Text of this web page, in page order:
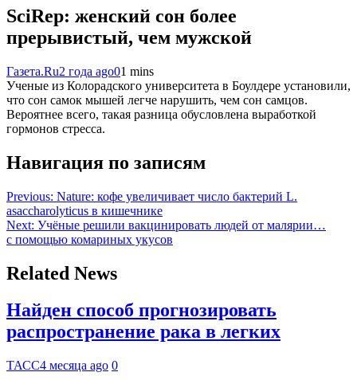
SciRep: женский сон более
прерывистый, чем мужской
Газета.Ru2 года ago01 mins
Ученые из Колорадского университета в Боулдере установили,
что сон самок мышей легче нарушить, чем сон самцов.
Вероятнее всего, такая разница обусловлена выработкой
гормонов стресса.
Навигация по записям
Previous: Nature: кофе увеличивает число бактерий L.
asaccharolyticus в кишечнике
Next: Учёные решили вакцинировать людей от малярии…
с помощью комариных укусов
Related News
Найден способ прогнозировать
распространение рака в легких
ТАСС4 месяца ago 0